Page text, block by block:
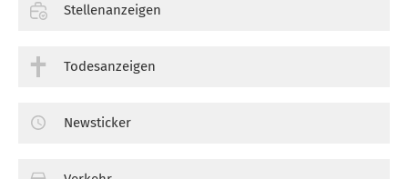
Stellenanzeigen
Todesanzeigen
Newsticker